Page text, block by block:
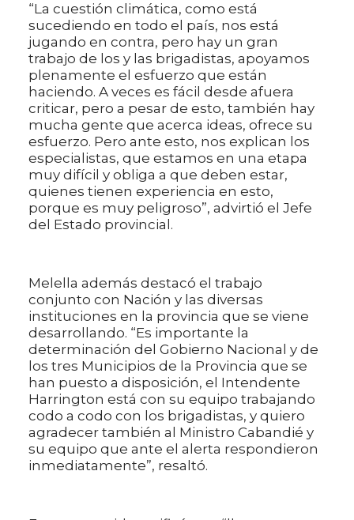
“La cuestión climática, como está
sucediendo en todo el país, nos está
jugando en contra, pero hay un gran
trabajo de los y las brigadistas, apoyamos
plenamente el esfuerzo que están
haciendo. A veces es fácil desde afuera
criticar, pero a pesar de esto, también hay
mucha gente que acerca ideas, ofrece su
esfuerzo. Pero ante esto, nos explican los
especialistas, que estamos en una etapa
muy difícil y obliga a que deben estar,
quienes tienen experiencia en esto,
porque es muy peligroso”, advirtió el Jefe
del Estado provincial.
Melella además destacó el trabajo
conjunto con Nación y las diversas
instituciones en la provincia que se viene
desarrollando. “Es importante la
determinación del Gobierno Nacional y de
los tres Municipios de la Provincia que se
han puesto a disposición, el Intendente
Harrington está con su equipo trabajando
codo a codo con los brigadistas, y quiero
agradecer también al Ministro Cabandié y
su equipo que ante el alerta respondieron
inmediatamente”, resaltó.